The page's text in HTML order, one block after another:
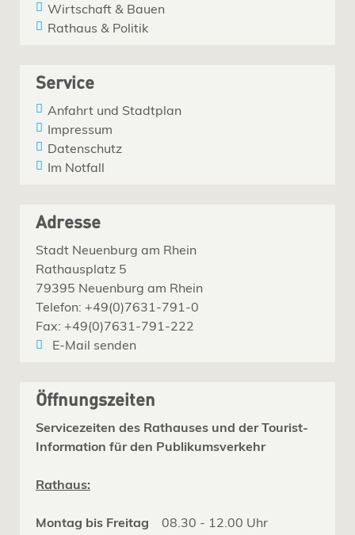
Wirtschaft & Bauen
Rathaus & Politik
Service
Anfahrt und Stadtplan
Impressum
Datenschutz
Im Notfall
Adresse
Stadt Neuenburg am Rhein
Rathausplatz 5
79395 Neuenburg am Rhein
Telefon: +49(0)7631-791-0
Fax: +49(0)7631-791-222
E-Mail senden
Öffnungszeiten
Servicezeiten des Rathauses und der Tourist-
Information für den Publikumsverkehr
Rathaus:
Montag bis Freitag 08.30 - 12.00 Uhr